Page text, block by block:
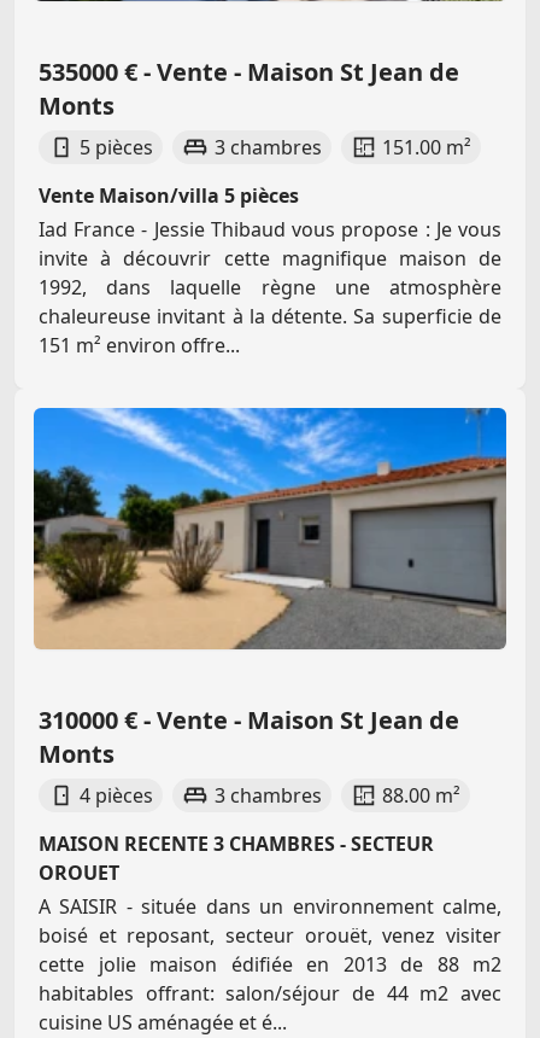
535000 € - Vente - Maison St Jean de
Monts
5 pièces 3 chambres
151.00 m²
Vente Maison/villa 5 pièces
Iad France - Jessie Thibaud vous propose : Je vous
invite à découvrir cette magnifique maison de
1992, dans laquelle règne une atmosphère
chaleureuse invitant à la détente. Sa superficie de
151 m² environ offre...
310000 € - Vente - Maison St Jean de
Monts
4 pièces 3 chambres
88.00 m²
MAISON RECENTE 3 CHAMBRES - SECTEUR
OROUET
A SAISIR - située dans un environnement calme,
boisé et reposant, secteur orouët, venez visiter
cette jolie maison édifiée en 2013 de 88 m2
habitables offrant: salon/séjour de 44 m2 avec
cuisine US aménagée et é...